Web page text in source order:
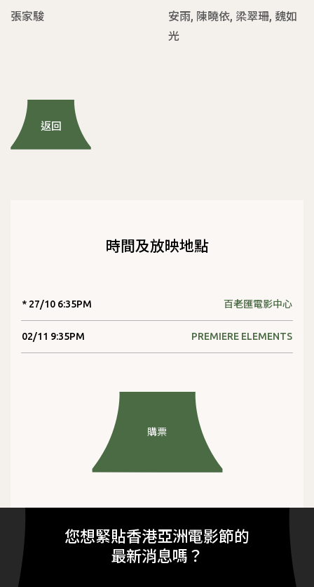
張家駿
安雨, 陳曉依, 梁翠珊, 魏如
光
返回
時間及放映地點
* 27/10 6:35PM 百老匯電影中心
02/11 9:35PM PREMIERE ELEMENTS
購票
您想緊貼香港亞洲電影節的
最新消息嗎？